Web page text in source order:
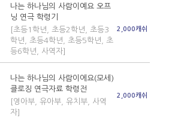
나는 하나님의 사람이예요 오프
닝 연극 학령기
[초등1학년, 초등2학년, 초등3
학년, 초등4학년, 초등5학년, 초
등6학년, 사역자]
2,000캐쉬
나는 하나님의 사람이에요(모세)
클로징 연극자료 학령전
[영아부, 유아부, 유치부, 사역
자]
2,000캐쉬